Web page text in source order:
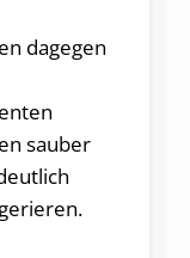
dagegen
sauber